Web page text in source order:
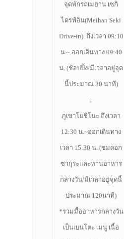
จุดพักรถเมฮาน เซกิ
ไดรฟ์อิน(Meihan Seki
Drive-in) ถึงเวลา 09:10
น.~ ออกเดินทาง 09:40
น. (ช้อปปิ้ง/มีเวลาอยู่จุด
นี้ประมาณ 30 นาที)
↓
ภูเขาโยชิโนะ ถึงเวลา
12:30 น.~ออกเดินทาง
เวลา 15:30 น. (ชมดอก
ซากุระและทานอาหาร
กลางวัน/มีเวลาอยู่จุดนี้
ประมาณ 120นาที)
*รวมมื้ออาหารกลางวัน
เป็นเบนโตะ เมนู เนื้อ